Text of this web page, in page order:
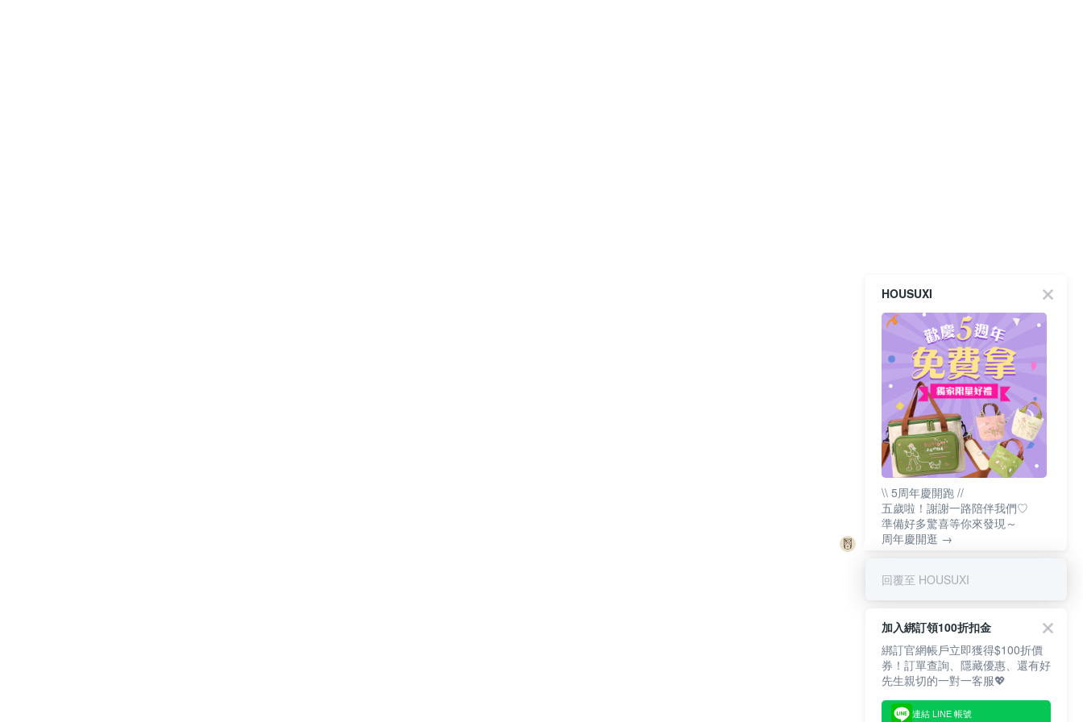
HOUSUXI
\\ 5周年慶開跑 //
五歲啦！謝謝一路陪伴我們♡
準備好多驚喜等你來發現～
周年慶開逛 →
回覆至 HOUSUXI
加入綁訂領100折扣金
綁訂官網帳戶立即獲得$100折價
券！訂單查詢、隱藏優惠、還有好
先生親切的一對一客服💖
連結 LINE 帳號